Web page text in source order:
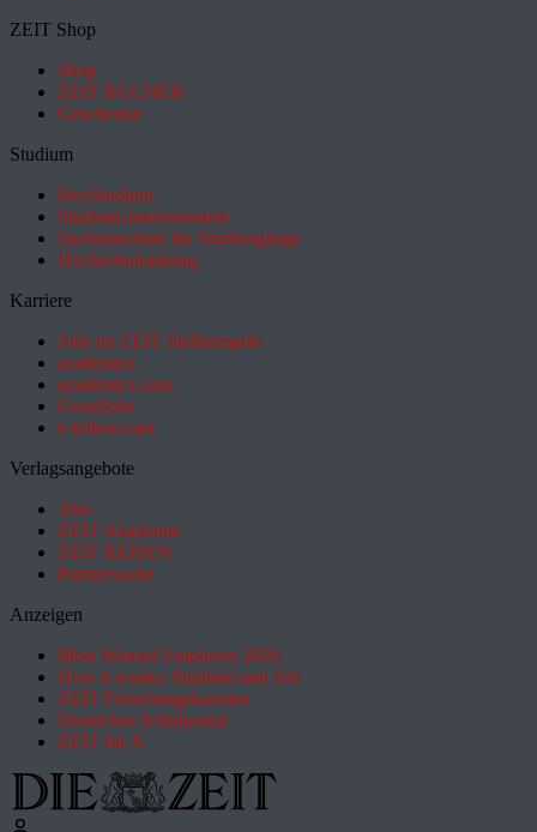
ZEIT Shop
Shop
ZEIT BÜCHER
Geschenke
Studium
HeyStudium
Studium-Interessentest
Suchmaschine für Studiengänge
Hochschulranking
Karriere
Jobs im ZEIT Stellenmarkt
academics
academics.com
GoodJobs
e-fellows.net
Verlagsangebote
Abo
ZEIT Akademie
ZEIT REISEN
Partnersuche
Anzeigen
Most Wanted Employer 2026
How it works: Studium und Job
ZEIT Forschungskosmos
Deutsches Schulportal
ZEIT für X